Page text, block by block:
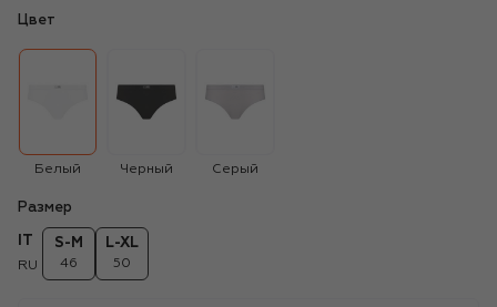
Цвет
Белый Черный Серый
Размер
RU
S-M
46
L-XL
50